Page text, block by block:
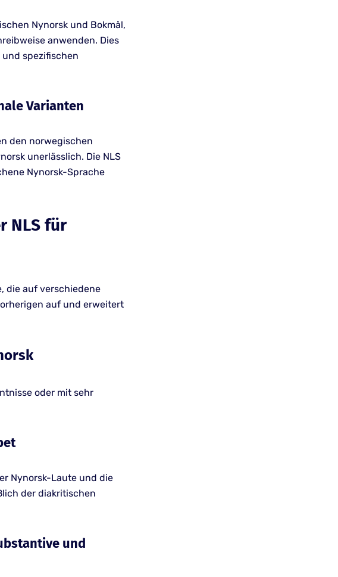
Nynorsk und Bokmål,
anwenden. Dies
spezifischen
Varianten
den norwegischen
unerlässlich. Die NLS
Nynorsk-Sprache
NLS für
die auf verschiedene
auf und erweitert
oder mit sehr
Nynorsk-Laute und die
der diakritischen
und